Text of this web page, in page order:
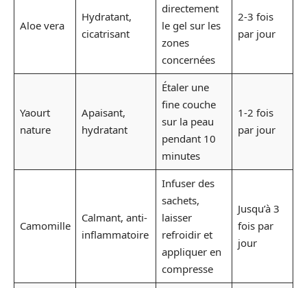
Aloe vera
Hydratant,
cicatrisant
directement
le gel sur les
zones
concernées
2-3 fois
par jour
Yaourt
nature
Apaisant,
hydratant
Étaler une
fine couche
sur la peau
pendant 10
minutes
1-2 fois
par jour
Camomille
Calmant, anti-
inflammatoire
Infuser des
sachets,
laisser
refroidir et
appliquer en
compresse
Jusqu’à 3
fois par
jour